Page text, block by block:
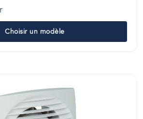
Choisir un modèle